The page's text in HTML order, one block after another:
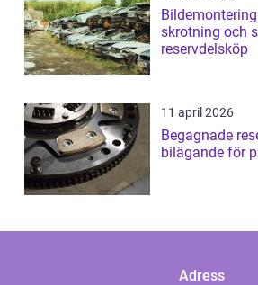
Bildemontering
skrotning och
reservdelsköp
11 april 2026
Begagnade
bilägande för
Adress